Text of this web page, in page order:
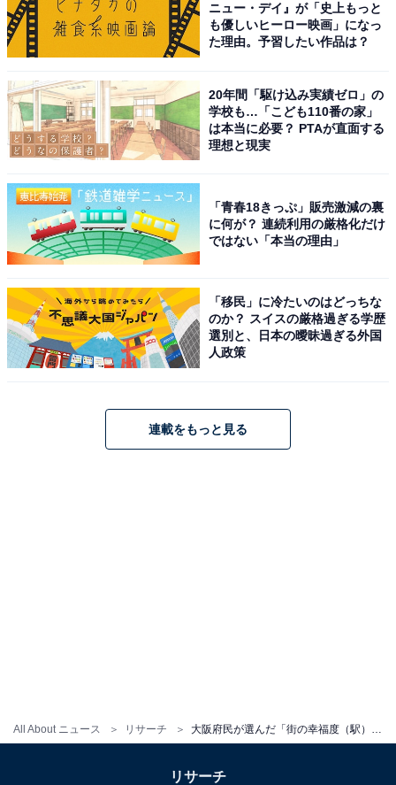
All About ニュース リサーチ
ニュー・デイ』が「史上もっと
も優しいヒーロー映画」になっ
た理由。予習したい作品は？
20年間「駆け込み実績ゼロ」の
学校も…「こども110番の家」
は本当に必要？ PTAが直面する
理想と現実
「青春18きっぷ」販売激減の裏
に何が？ 連続利用の厳格化だけ
ではない「本当の理由」
「移民」に冷たいのはどっちな
のか？ スイスの厳格過ぎる学歴
選別と、日本の曖昧過ぎる外国
人政策
連載をもっと見る
リサーチ